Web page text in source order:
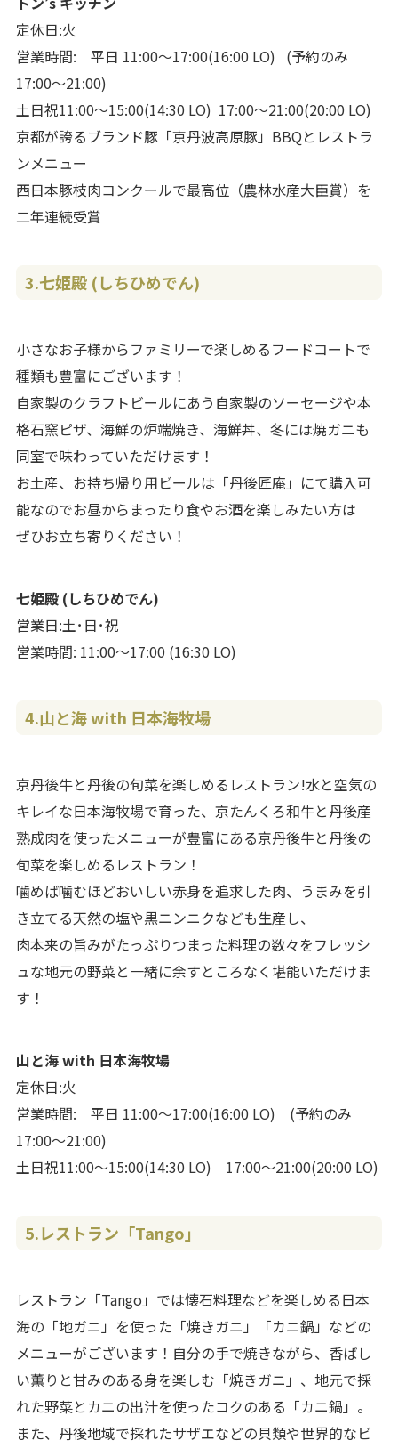
定休日:火
営業時間: 平日 11:00〜17:00(16:00 LO) (予約のみ
17:00〜21:00)
土日祝11:00〜15:00(14:30 LO) 17:00〜21:00(20:00 LO)
京都が誇るブランド豚「京丹波高原豚」BBQとレストラ
ンメニュー
西日本豚枝肉コンクールで最高位（農林水産大臣賞）を
二年連続受賞
3.七姫殿 (しちひめでん)
小さなお子様からファミリーで楽しめるフードコートで
種類も豊富にございます！
自家製のクラフトビールにあう自家製のソーセージや本
格石窯ピザ、海鮮の炉端焼き、海鮮丼、冬には焼ガニも
同室で味わっていただけます！
お土産、お持ち帰り用ビールは「丹後匠庵」にて購入可
能なのでお昼からまったり食やお酒を楽しみたい方は
ぜひお立ち寄りください！
七姫殿 (しちひめでん)
営業日:土･日･祝
営業時間: 11:00〜17:00 (16:30 LO)
4.山と海with 日本海牧場
京丹後牛と丹後の旬菜を楽しめるレストラン!水と空気の
キレイな日本海牧場で育った、京たんくろ和牛と丹後産
熟成肉を使ったメニューが豊富にある京丹後牛と丹後の
旬菜を楽しめるレストラン！
噛めば噛むほどおいしい赤身を追求した肉、うまみを引
き立てる天然の塩や黒ニンニクなども生産し、
肉本来の旨みがたっぷりつまった料理の数々をフレッシ
ュな地元の野菜と一緒に余すところなく堪能いただけま
す！
山と海 with 日本海牧場
定休日:火
営業時間: 平日 11:00〜17:00(16:00 LO) (予約のみ
17:00〜21:00)
土日祝11:00〜15:00(14:30 LO) 17:00〜21:00(20:00 LO)
5.レストラン「Tango」
レストラン「Tango」では懐石料理などを楽しめる日本
海の「地ガニ」を使った「焼きガニ」「カニ鍋」などの
メニューがございます！自分の手で焼きながら、香ばし
い薫りと甘みのある身を楽しむ「焼きガニ」、地元で採
れた野菜とカニの出汁を使ったコクのある「カニ鍋」。
また、丹後地域で採れたサザエなどの貝類や世界的なビ